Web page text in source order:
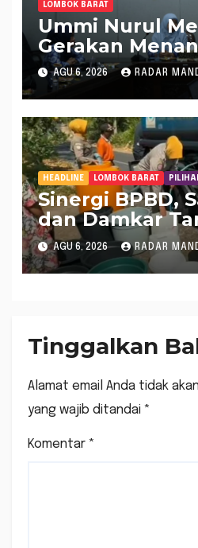
LOMBOK BARAT
Ummi Nurul
Gerakan
Tangani Inflasi
AGU 6, 2026 RADAR
HEADLINE LOMBOK BARAT
Sinergi BPBD,
dan Damkar
Air Bersih di
AGU 6, 2026 RADAR
Tinggalkan
Alamat email Anda tidak
yang wajib ditandai *
Komentar *